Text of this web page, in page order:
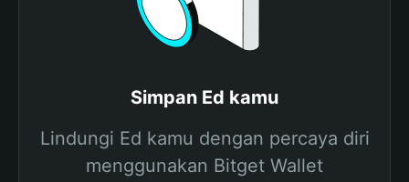
Simpan Ed kamu
Lindungi Ed kamu dengan percaya diri
menggunakan Bitget Wallet